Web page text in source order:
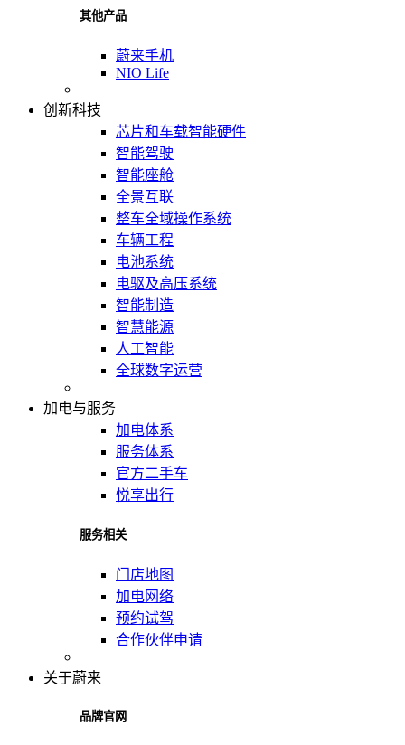
其他产品
蔚来手机
NIO Life
创新科技
芯片和车载智能硬件
智能驾驶
智能座舱
全景互联
整车全域操作系统
车辆工程
电池系统
电驱及高压系统
智能制造
智慧能源
人工智能
全球数字运营
加电与服务
加电体系
服务体系
官方二手车
悦享出行
服务相关
门店地图
加电网络
预约试驾
合作伙伴申请
关于蔚来
品牌官网